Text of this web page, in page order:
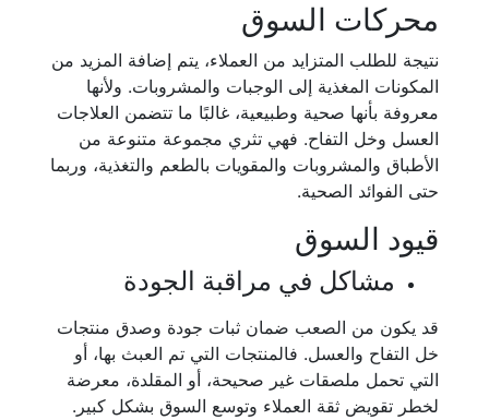
محركات السوق
نتيجة للطلب المتزايد من العملاء، يتم إضافة المزيد من
المكونات المغذية إلى الوجبات والمشروبات. ولأنها
معروفة بأنها صحية وطبيعية، غالبًا ما تتضمن العلاجات
العسل وخل التفاح. فهي تثري مجموعة متنوعة من
الأطباق والمشروبات والمقويات بالطعم والتغذية، وربما
حتى الفوائد الصحية.
قيود السوق
مشاكل في مراقبة الجودة
قد يكون من الصعب ضمان ثبات جودة وصدق منتجات
خل التفاح والعسل. فالمنتجات التي تم العبث بها، أو
التي تحمل ملصقات غير صحيحة، أو المقلدة، معرضة
لخطر تقويض ثقة العملاء وتوسع السوق بشكل كبير.